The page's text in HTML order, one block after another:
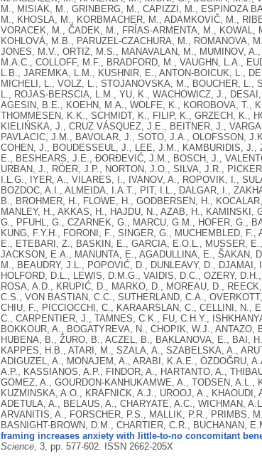
M., MISIAK, M., GRINBERG, M., CAPIZZI, M., ESPINOZA
M., KHOSLA, M., KORBMACHER, M., ADAMKOVIČ, M.,
VORACEK, M., ČADEK, M., FRÍAS-ARMENTA, M., KOWAL,
KOHLOVÁ, M.B., PARUZEL-CZACHURA, M., ROMANOVA,
JONES, M.V., ORTIZ, M.S., MANAVALAN, M., MUMINOV,
M.A.C., COLLOFF, M.F., BRADFORD, M., VAUGHN, L.A.,
L.B., JAREMKA, L.M., KUSHNIR, E., ANTON-BOICUK, L.,
MICHELI, L., VOLZ, L., STOJANOVSKA, M., BOUCHER, L.,
L., ROJAS-BERSCIA, L.M., YU, K., WACHOWICZ, J.,
AGESIN, B.E., KOEHN, M.A., WOLFE, K., KOROBOVA, T.,
THOMMESEN, K.K., SCHMIDT, K., FILIP, K., GRZECH, K.,
KIELIŃSKA, J., CRUZ VÁSQUEZ, J.E., BEITNER, J.,
PAVLACIC, J.M., BAVOLAR, J., SOTO, J.A., OLOFSSON,
COHEN, J., BOUDESSEUL, J., LEE, J.M., KAMBURIDIS, J.,
E., BESHEARS, J.E., ĐORĐEVIĆ, J.M., BOSCH, J.,
URBAN, J., RÖER, J.P., NORTON, J.O., SILVA, J.R.,
I.L.G., IYER, A., VILARES, I., IVANOV, A., ROPOVIK, I.,
BOZDOC, A.I., ALMEIDA, I.A.T., PIT, I.L., DALGAR, I.,
B., BROHMER, H., FLOWE, H., GODBERSEN, H.,
MANLEY, H., AKKAS, H., HAJDU, N., AZAB, H., KAMINSKI,
G., PFUHL, G., CZARNEK, G., MARCU, G.M., HOFER, G.,
KUNG, F.Y.H., FORONI, F., SINGER, G., MUCHEMBLED,
E., ETEBARI, Z., BASKIN, E., GARCIA, E.O.L., MUSSER,
JACKSON, E.A., MANUNTA, E., AGADULLINA, E., ŠAKAN,
M., BEAUDRY, J.L., POPOVIĆ, D., DUNLEAVY, D.,
HOLFORD, D.L., LEWIS, D.M.G., VAIDIS, D.C., OZERY,
ROSA, A.D., KRUPIĆ, D., MARKO, D., MOREAU, D.,
C.S., VON BASTIAN, C.C., SUTHERLAND, C.A.,
CHIU, F., PICCIOCCHI, C., KARAARSLAN, C., CELLINI, N.,
C., CARPENTIER, J., TAMNES, C.K., FU, C.H.Y.,
BOKKOUR, A., BOGATYREVA, N., CHOPIK, W.J.,
HUBENA, B., ŽURO, B., ACZEL, B., BAKLANOVA, E., BAI,
KAPPES, H.B., ATARI, M., SZALA, A., SZABELSKA, A.,
ADIGUZEL, A., MONAJEM, A., ARABI, K.A.E., ÖZDOĞRU,
A.P., KASSIANOS, A.P., FINDOR, A., HARTANTO, A.,
GOMEZ, A., GOURDON-KANHUKAMWE, A., TODSEN, A.L.,
KUZMINSKA, A.O., KRAFNICK, A.J., UROOJ, A., KHAOUDI,
ADETULA, A., BELAUS, A., CHARYATE, A.C., WICHMAN,
ARVANITIS, A., FORSCHER, P.S., MALLIK, P.R., PRIMBS,
BASNIGHT-BROWN, D.M., CHARTIER, C.R., BUCHANAN,
framing increases anxiety with little-to-no concomitant
Science, 3, pp. 577-602.
ISSN 2662-205X